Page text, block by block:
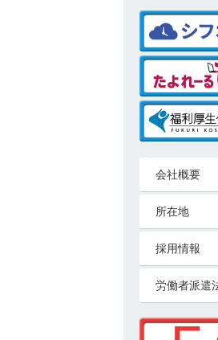
会社概要
所在地
採用情報